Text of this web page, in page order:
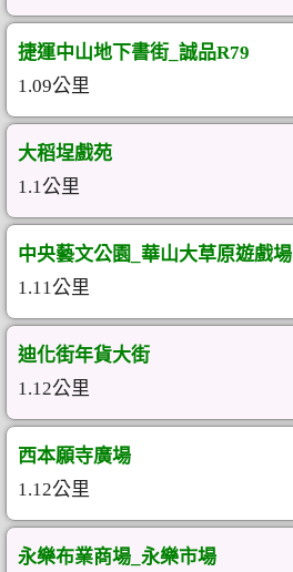
捷運中山地下書街_誠品R79
1.09公里
大稻埕戲苑
1.1公里
中央藝文公園_華山大草原遊戲場
1.11公里
迪化街年貨大街
1.12公里
西本願寺廣場
1.12公里
永樂布業商場_永樂市場